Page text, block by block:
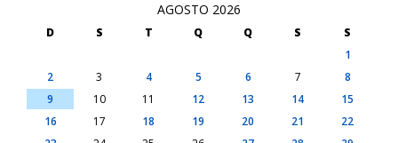
AGOSTO 2026
D S T Q Q S
S
1
2
3 4 5 6 7
8
9
10 11 12 13 14
15
16
17 18 19 20 21
22